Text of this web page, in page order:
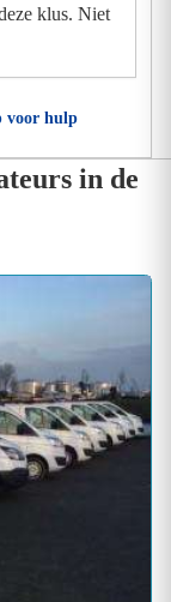
klus. Niet
voor hulp
in de